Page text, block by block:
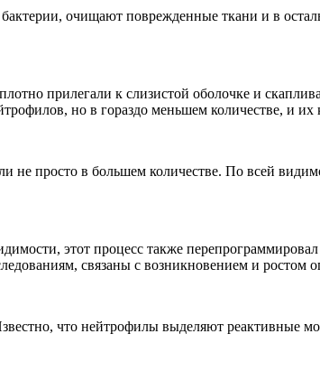
очищают поврежденные ткани и в
прилегали к слизистой оболочке и
но в гораздо меньшем количестве, и их
не просто в большем количестве. По всей
этот процесс также
связаны с возникновением и ростом
что нейтрофилы выделяют реактивные